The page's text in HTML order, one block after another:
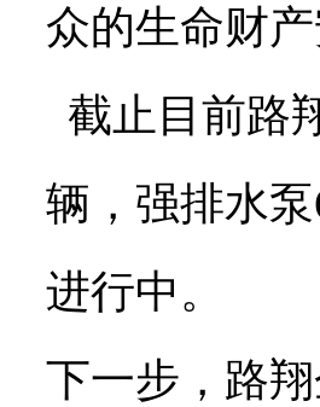
众的生命财
截止目前路
辆，强排水
进行中。
下一步，路